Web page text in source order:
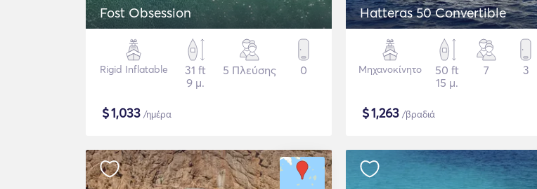
Fost Obsession
Rigid Inflatable
31 ft
9 μ.
5 Πλεύσης 0
$1,033 /ημέρα
Hatteras 50 Convertible
Μηχανοκίνητο
50 ft
15 μ.
7 3
$1,263 /βραδιά